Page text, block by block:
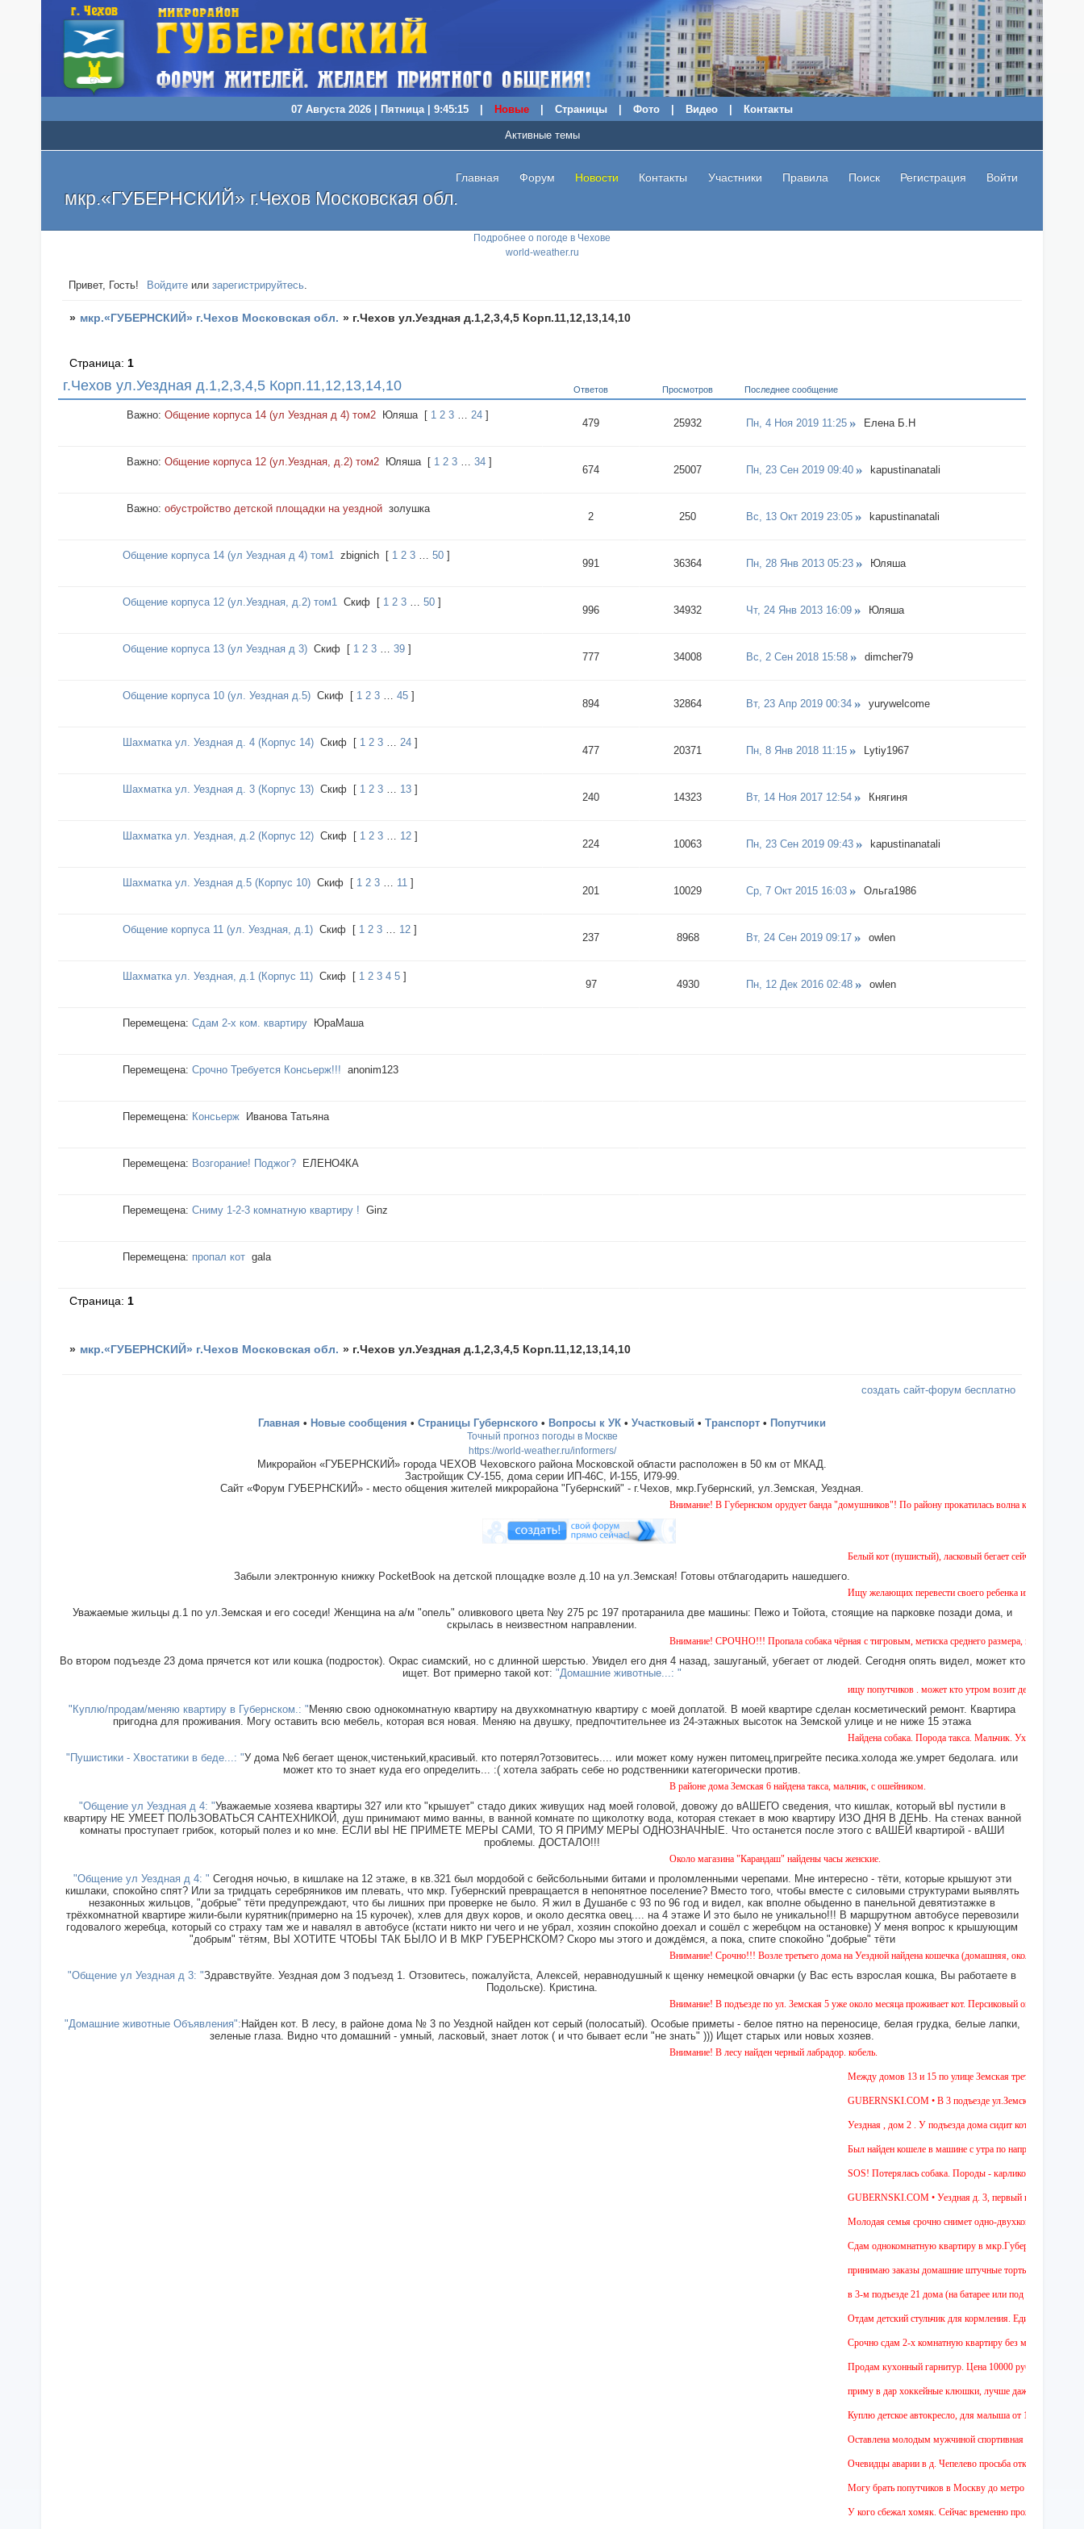
07 Августа 2026 | Пятница | 9:45:16 Новые Страницы Фото Видео Контакты
Подробнее о погоде в Чехове
world-weather.ru
мкр.«ГУБЕРНСКИЙ» г.Чехов Московская обл.
Главная Форум Новости Контакты Участники Правила Поиск Регистрация Войти
Активные темы
Привет, Гость! Войдите илизарегистрируйтесь.
» мкр.«ГУБЕРНСКИЙ» г.Чехов Московская обл. » г.Чехов ул.Уездная д.1,2,3,4,5 Корп.11,12,13,14,10
г.Чехов ул.Уездная д.1,2,3,4,5 Корп.11,12,13,14,10
Страница:1
Ответов Просмотров Последнее сообщение
Важно: Общение корпуса 14 (ул Уездная д 4) том2 Юляша [ 1 2 3 … 24 ]
479 25932 Пн, 4 Ноя 2019 11:25 Елена Б.Н
Важно: Общение корпуса 12 (ул.Уездная, д.2) том2 Юляша [ 1 2 3 … 34 ]
674 25007 Пн, 23 Сен 2019 09:40 kapustinanatali
Важно: обустройство детской площадки на уездной золушка
2 250 Вс, 13 Окт 2019 23:05 kapustinanatali
Общение корпуса 14 (ул Уездная д 4) том1 zbignich [ 1 2 3 … 50 ]
991 36364 Пн, 28 Янв 2013 05:23 Юляша
Общение корпуса 12 (ул.Уездная, д.2) том1 Cкиф [ 1 2 3 … 50 ]
996 34932 Чт, 24 Янв 2013 16:09 Юляша
Общение корпуса 13 (ул Уездная д 3) Cкиф [ 1 2 3 … 39 ]
777 34008 Вс, 2 Сен 2018 15:58 dimcher79
Общение корпуса 10 (ул. Уездная д.5) Cкиф [ 1 2 3 … 45 ]
894 32864 Вт, 23 Апр 2019 00:34 yurywelcome
Шахматка ул. Уездная д. 4 (Корпус 14) Cкиф [ 1 2 3 … 24 ]
477 20371 Пн, 8 Янв 2018 11:15 Lytiy1967
Шахматка ул. Уездная д. 3 (Корпус 13) Cкиф [ 1 2 3 … 13 ]
240 14323 Вт, 14 Ноя 2017 12:54 Княгиня
Шахматка ул. Уездная, д.2 (Корпус 12) Cкиф [ 1 2 3 … 12 ]
224 10063 Пн, 23 Сен 2019 09:43 kapustinanatali
Шахматка ул. Уездная д.5 (Корпус 10) Cкиф [ 1 2 3 … 11 ]
201 10029 Ср, 7 Окт 2015 16:03 Ольгa1986
Общение корпуса 11 (ул. Уездная, д.1) Cкиф [ 1 2 3 … 12 ]
237 8968 Вт, 24 Сен 2019 09:17 owlen
Шахматка ул. Уездная, д.1 (Корпус 11) Cкиф [ 1 2 3 4 5 ]
97 4930 Пн, 12 Дек 2016 02:48 owlen
Перемещена: Сдам 2-х ком. квартиру ЮраМаша
Перемещена: Срочно Требуется Консьерж!!! anonim123
Перемещена: Консьерж Иванова Татьяна
Перемещена: Возгорание! Поджог? ЕЛЕНО4КА
Перемещена: Сниму 1-2-3 комнатную квартиру ! Ginz
Перемещена: пропал кот galа
Страница: 1
» мкр.«ГУБЕРНСКИЙ» г.Чехов Московская обл. » г.Чехов ул.Уездная д.1,2,3,4,5 Корп.11,12,13,14,10
создать сайт-форум бесплатно
Главная • Новые сообщения • Страницы Губернского • Вопросы к УК • Участковый • Транспорт • Попутчики
Точный прогноз погоды в Москве
https://world-weather.ru/informers/
Микрорайон «ГУБЕРНСКИЙ» города ЧЕХОВ Чеховского района Московской области расположен в 50 км от МКАД.
Застройщик СУ-155, дома серии ИП-46С, И-155, И79-99.
Сайт «Форум ГУБЕРНСКИЙ» - место общения жителей микрорайона "Губернский" - г.Чехов, мкр.Губернский, ул.Земская, Уездная.
Внимание! В Губернском орудует банда "домушников"! По району прокатилась волна квартирных краж, будьте
Белый кот (пушистый), ласковый бегает сейчас возле дома №
Забыли электронную книжку PocketBook на детской площадке возле д.10 на ул.Земская! Готовы отблагодарить нашедшего.
Ищу желающих перевести своего ребенка из садика №11 в
Уважаемые жильцы д.1 по ул.Земская и его соседи! Женщина на а/м "опель" оливкового цвета №у 275 рс 197 протаранила две машины: Пежо и Тойота, стоящие на парковке позади дома, и
скрылась в неизвестном направлении.
Внимание! СРОЧНО!!! Пропала собака чёрная с тигровым, метиска среднего размера, короткошерстная. Собака
Во втором подъезде 23 дома прячется кот или кошка (подросток). Окрас сиамский, но с длинной шерстью. Увидел его дня 4 назад, зашуганый, убегает от людей. Сегодня опять видел, может кто
ищет. Вот примерно такой кот: "Домашние животные...: "
ищу попутчиков . может кто утром возит детей в сад или в
"Куплю/продам/меняю квартиру в Губернском.: "Меняю свою однокомнатную квартиру на двухкомнатную квартиру с моей доплатой. В моей квартире сделан косметический ремонт. Квартира
пригодна для проживания. Могу оставить всю мебель, которая вся новая. Меняю на двушку, предпочтительнее из 24-этажных высоток на Земской улице и не ниже 15 этажа
Найдена собака. Порода такса. Мальчик. Ухоженная с
"Пушистики - Хвостатики в беде...: "У дома №6 бегает щенок,чистенький,красивый. кто потерял?отзовитесь.... или может кому нужен питомец,пригрейте песика.холода же.умрет бедолага. или
может кто то знает куда его определить... :( хотела забрать себе но родственники категорически против.
В районе дома Земская 6 найдена такса, мальчик, с ошейником.
"Общение ул Уездная д 4: "Уважаемые хозяева квартиры 327 или кто "крышует" стадо диких живущих над моей головой, довожу до вАШЕГО сведения, что кишлак, который вЫ пустили в
квартиру НЕ УМЕЕТ ПОЛЬЗОВАТЬСЯ САНТЕХНИКОЙ, душ принимают мимо ванны, в ванной комнате по щиколотку вода, которая стекает в мою квартиру ИЗО ДНЯ В ДЕНЬ. На стенах ванной
комнаты проступает грибок, который полез и ко мне. ЕСЛИ вЫ НЕ ПРИМЕТЕ МЕРЫ САМИ, ТО Я ПРИМУ МЕРЫ ОДНОЗНАЧНЫЕ. Что останется после этого с вАШЕЙ квартирой - вАШИ
проблемы. ДОСТАЛО!!!
Около магазина "Карандаш" найдены часы женские.
"Общение ул Уездная д 4: " Сегодня ночью, в кишлаке на 12 этаже, в кв.321 был мордобой с бейсбольными битами и проломленными черепами. Мне интересно - тёти, которые крышуют эти
кишлаки, спокойно спят? Или за тридцать серебряников им плевать, что мкр. Губернский превращается в непонятное поселение? Вместо того, чтобы вместе с силовыми структурами выявлять
незаконных жильцов, "добрые" тёти предупреждают, что бы лишних при проверке не было. Я жил в Душанбе с 93 по 96 год и видел, как вполне обыденно в панельной девятиэтажке в
трёхкомнатной квартире жили-были курятник(примерно на 15 курочек), хлев для двух коров, и около десятка овец.... на 4 этаже И это было не уникально!!! В маршрутном автобусе перевозили
годовалого жеребца, который со страху там же и навалял в автобусе (кстати никто ни чего и не убрал, хозяин спокойно доехал и сошёл с жеребцом на остановке) У меня вопрос к крышующим
"добрым" тётям, ВЫ ХОТИТЕ ЧТОБЫ ТАК БЫЛО И В МКР ГУБЕРНСКОМ? Скоро мы этого и дождёмся, а пока, спите спокойно "добрые" тёти
Внимание! Срочно!!! Возле третьего дома на Уездной найдена кошечка (домашняя, около 5 месяцев). Окрас -
"Общение ул Уездная д 3: "Здравствуйте. Уездная дом 3 подъезд 1. Отзовитесь, пожалуйста, Алексей, неравнодушный к щенку немецкой овчарки (у Вас есть взрослая кошка, Вы работаете в
Подольске). Кристина.
Внимание! В подъезде по ул. Земская 5 уже около месяца проживает кот. Персиковый окрас, не кастрирован,
"Домашние животные Объявления":Найден кот. В лесу, в районе дома № 3 по Уездной найден кот серый (полосатый). Особые приметы - белое пятно на переносице, белая грудка, белые лапки,
зеленые глаза. Видно что домашний - умный, ласковый, знает лоток ( и что бывает если "не знать" ))) Ищет старых или новых хозяев.
Внимание! В лесу найден черный лабрадор. кобель.
Между домов 13 и 15 по улице Земская третий день бегает
GUBERNSKI.COM • В 3 подъезде ул.Земская, д.6 сидит
Уездная , дом 2 . У подъезда дома сидит котёнок , 4-5 мес ,
Был найден кошеле в машине с утра по направлению в
SOS! Потерялась собака. Породы - карликовая такса.
GUBERNSKI.COM • Уездная д. 3, первый подъезд
Молодая семья срочно снимет одно-двухкомнатную
Cдам однокомнатную квартиру в мкр.Губернский ул.Земская.
принимаю заказы домашние штучные торты(медовик,
в 3-м подъезде 21 дома (на батарее или под ней в холле)
Отдам детский стульчик для кормления. Единственный минус
Срочно сдам 2-х комнатную квартиру без мебели. В Чехове
Продам кухонный гарнитур. Цена 10000 рублей. Торг уместен.
приму в дар хоккейные клюшки, лучше даже несколько:)
Куплю детское автокресло, для малыша от 1 года.
Оставлена молодым мужчиной спортивная сумка.
Очевидцы аварии в д. Чепелево просьба откликнуться.
Могу брать попутчиков в Москву до метро Аннино. Отъезд
У кого сбежал хомяк. Сейчас временно проживает в 48